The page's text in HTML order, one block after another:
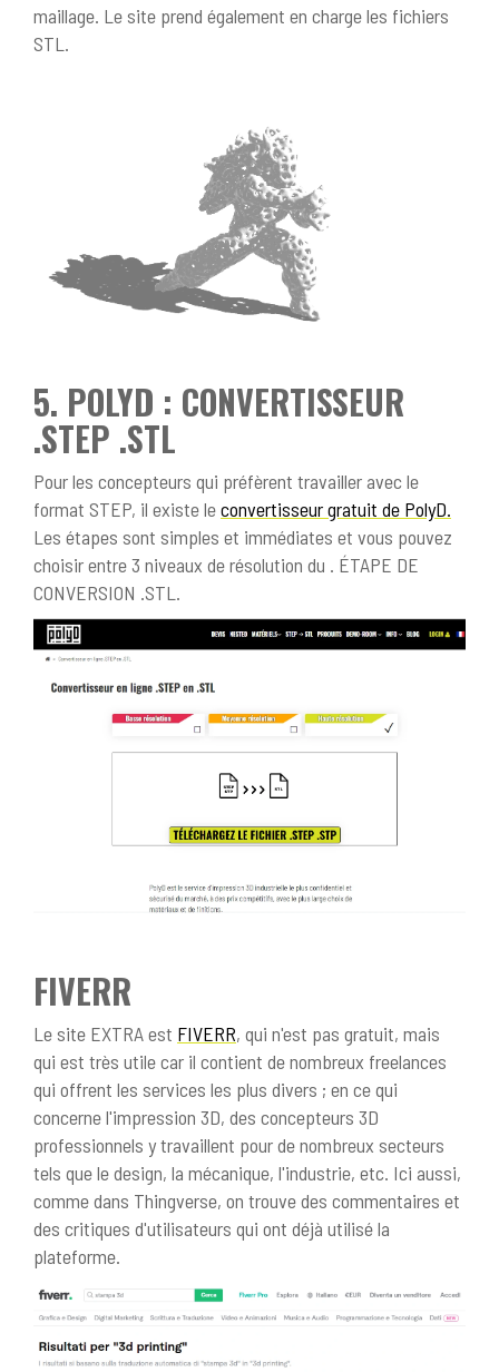
maillage. Le site prend également en charge les fichiers
STL.
5. POLYD : CONVERTISSEUR
.STEP .STL
Pour les concepteurs qui préfèrent travailler avec le
format STEP, il existe leconvertisseur gratuit de PolyD.
Les étapes sont simples et immédiates et vous pouvez
choisir entre 3 niveaux de résolution du . ÉTAPE DE
CONVERSION .STL.
FIVERR
Le site EXTRA est FIVERR, qui n'est pas gratuit, mais
qui est très utile car il contient de nombreux freelances
qui offrent les services les plus divers ; en ce qui
concerne l'impression 3D, des concepteurs 3D
professionnels y travaillent pour de nombreux secteurs
tels que le design, la mécanique, l'industrie, etc. Ici aussi,
comme dans Thingverse, on trouve des commentaires et
des critiques d'utilisateurs qui ont déjà utilisé la
plateforme.